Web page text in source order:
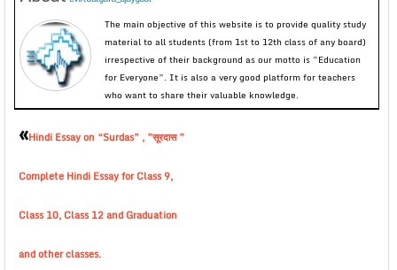
The main objective of this website is to provide quality study
material to all students (from 1st to 12th class of any board)
irrespective of their background as our motto is “Education
for Everyone”. It is also a very good platform for teachers
who want to share their valuable knowledge.
«Hindi Essay on “Surdas” , ”सूरदास ”
Complete Hindi Essay for Class 9,
Class 10, Class 12 and Graduation
and other classes.